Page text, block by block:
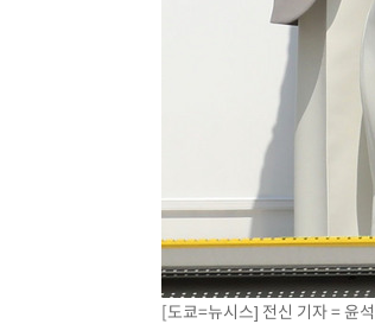
[도쿄=뉴시스] 전신 기자 = 윤